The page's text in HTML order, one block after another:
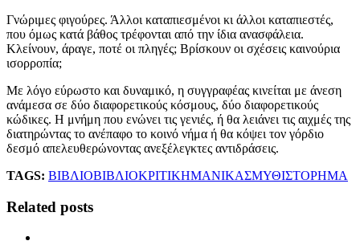
Γνώριμες φιγούρες. Άλλοι καταπιεσμένοι κι άλλοι καταπιεστές,
που όμως κατά βάθος τρέφονται από την ίδια ανασφάλεια.
Κλείνουν, άραγε, ποτέ οι πληγές; Βρίσκουν οι σχέσεις καινούρια
ισορροπία;
Με λόγο εύρωστο και δυναμικό, η συγγραφέας κινείται με άνεση
ανάμεσα σε δύο διαφορετικούς κόσμους, δύο διαφορετικούς
κώδικες. Η μνήμη που ενώνει τις γενιές, ή θα λειάνει τις αιχμές της
διατηρώντας το ανέπαφο το κοινό νήμα ή θα κόψει τον γόρδιο
δεσμό απελευθερώνοντας ανεξέλεγκτες αντιδράσεις.
TAGS: ΒΙΒΛΙΟΒΙΒΛΙΟΚΡΙΤΙΚΗΜΑΝΙΚΑΣΜΥΘΙΣΤΟΡΗΜΑ
Related posts